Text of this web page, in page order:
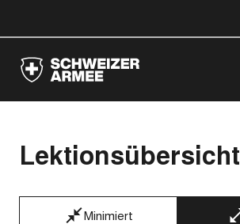
Lektionsübersicht
Minimiert